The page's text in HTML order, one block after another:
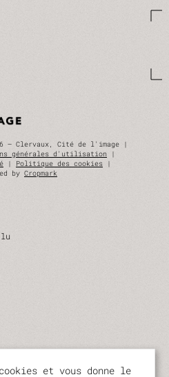
— Clervaux, Cité de l'image |
générales d'utilisation |
| Politique des cookies |
by Cropmark
et vous donne le